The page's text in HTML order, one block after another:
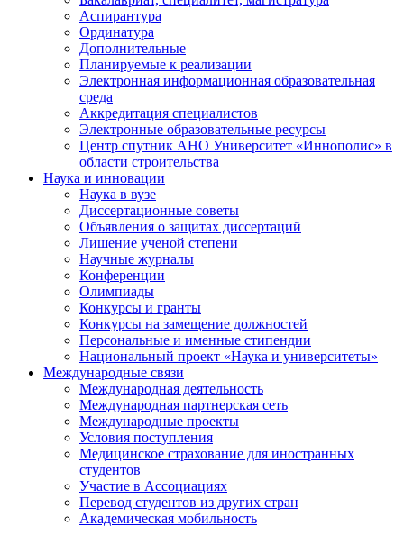
Аспирантура
Ординатура
Дополнительные
Планируемые к реализации
Электронная информационная образовательная
среда
Аккредитация специалистов
Электронные образовательные ресурсы
Центр спутник АНО Университет «Иннополис» в
области строительства
Наука и инновации
Наука в вузе
Диссертационные советы
Объявления о защитах диссертаций
Лишение ученой степени
Научные журналы
Конференции
Олимпиады
Конкурсы и гранты
Конкурсы на замещение должностей
Персональные и именные стипендии
Национальный проект «Наука и университеты»
Международные связи
Международная деятельность
Международная партнерская сеть
Международные проекты
Условия поступления
Медицинское страхование для иностранных
студентов
Участие в Ассоциациях
Перевод студентов из других стран
Академическая мобильность